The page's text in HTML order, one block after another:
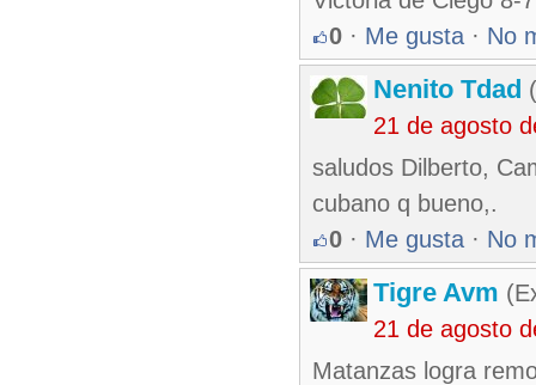
0 · Me gusta · No
Nenito Tdad
21 de agosto
saludos Dilberto,
cubano q bueno,.
0 · Me gusta · No
Tigre Avm
21 de agosto
Matanzas logra